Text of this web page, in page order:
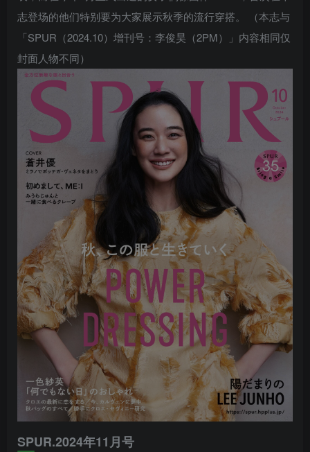
志登场的他们特别要为大家展示秋季的流行穿搭。 （本志与
「SPUR（2024.10）增刊号：李俊昊（2PM）」内容相同仅
封面人物不同）
SPUR.2024年11月号